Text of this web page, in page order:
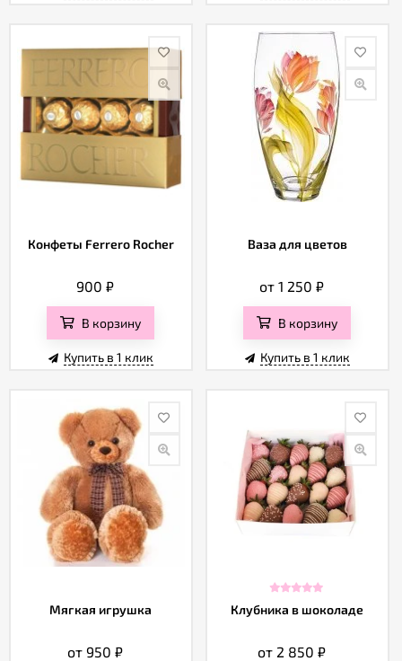
Конфеты Ferrero Rocher
900₽
В корзину
Купить в 1 клик
Ваза для цветов
от 1 250₽
В корзину
Купить в 1 клик
Мягкая игрушка
от 950₽
Клубника в шоколаде
от 2 850₽